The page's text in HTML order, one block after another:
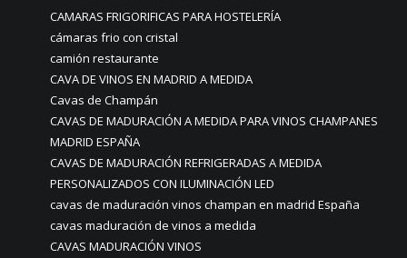
CAMARAS FRIGORIFICAS PARA HOSTELERÍA
cámaras frio con cristal
camión restaurante
CAVA DE VINOS EN MADRID A MEDIDA
Cavas de Champán
CAVAS DE MADURACIÓN A MEDIDA PARA VINOS CHAMPANES
MADRID ESPAÑA
CAVAS DE MADURACIÓN REFRIGERADAS A MEDIDA
PERSONALIZADOS CON ILUMINACIÓN LED
cavas de maduración vinos champan en madrid España
cavas maduración de vinos a medida
CAVAS MADURACIÓN VINOS